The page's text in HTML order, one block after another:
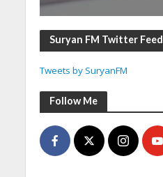
Suryan FM Twitter Feed
Tweets by SuryanFM
Follow Me